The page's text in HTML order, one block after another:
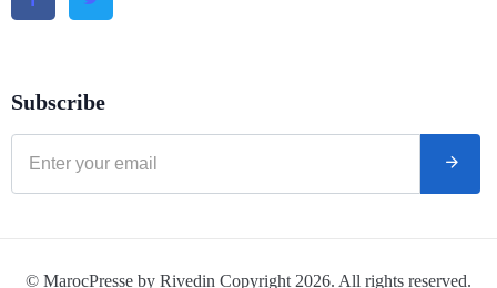
Subscribe
© MarocPresse by Rivedin Copyright 2026. All rights reserved.